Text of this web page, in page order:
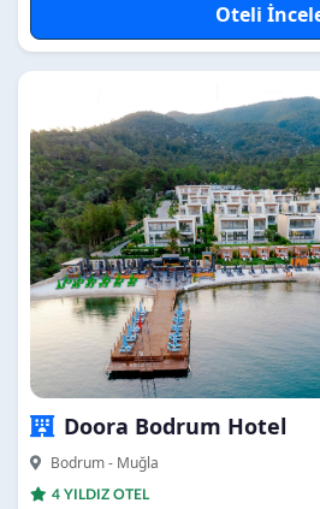
Oteli
Doora Bodrum Hotel
Bodrum - Muğla
4 YILDIZ OTEL